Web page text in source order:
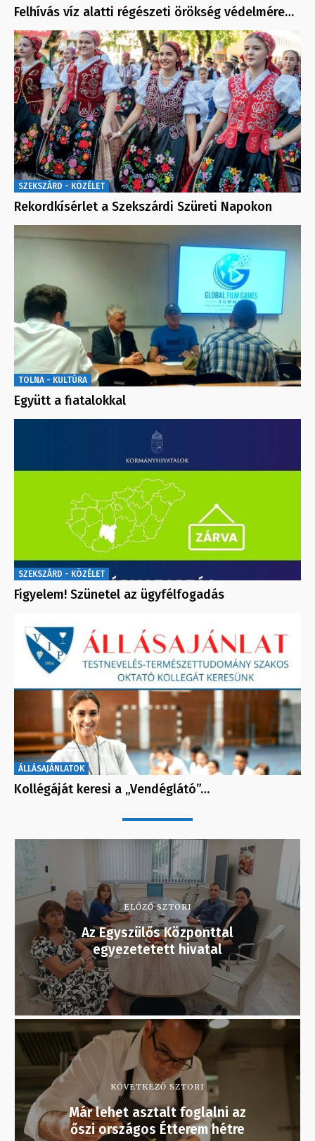
Felhívás víz alatti régészeti örökség védelmére…
SZEKSZÁRD - KÖZÉLET
Rekordkísérlet a Szekszárdi Szüreti Napokon
TOLNA - KULTÚRA
Együtt a fiatalokkal
SZEKSZÁRD - KÖZÉLET
Figyelem! Szünetel az ügyfélfogadás
ÁLLÁSAJÁNLATOK
Kollégáját keresi a „Vendéglátó”…
ELŐZŐ SZTORI
Az Egyszülős Központtal
egyezetetett hivatal
KÖVETKEZŐ SZTORI
Már lehet asztalt foglalni az
őszi országos Étterem hétre